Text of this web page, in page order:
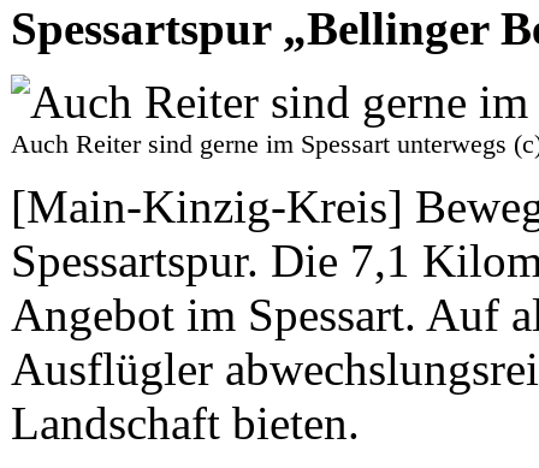
Spessartspur „Bellinger
Auch Reiter sind gerne im Spessart unterwegs
[Main-Kinzig-Kreis]
Spessartspur. Die 7,1
Angebot im Spessart. Auf
Ausflügler
Landschaft bieten.